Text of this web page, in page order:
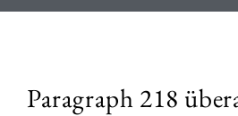
Paragraph 218